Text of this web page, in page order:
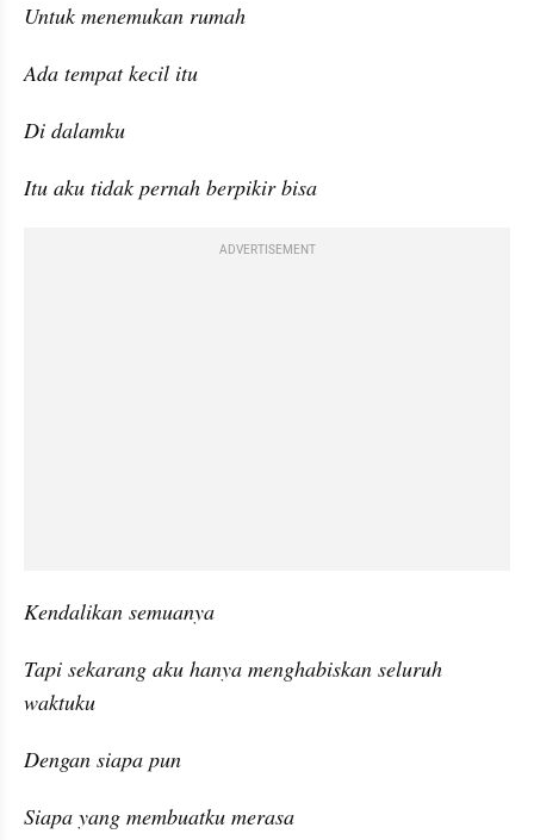
Untuk menemukan rumah
Ada tempat kecil itu
Di dalamku
Itu aku tidak pernah berpikir bisa
ADVERTISEMENT
Kendalikan semuanya
Tapi sekarang aku hanya menghabiskan seluruh
waktuku
Dengan siapa pun
Siapa yang membuatku merasa